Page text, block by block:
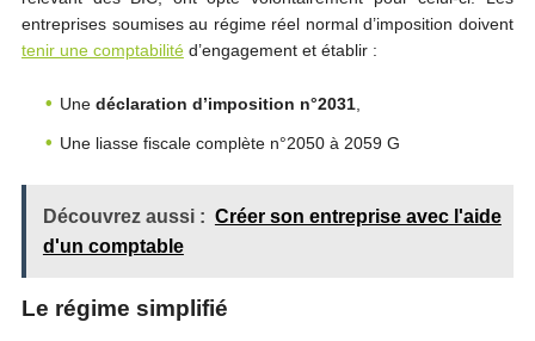
entreprises soumises au régime réel normal d’imposition doivent
tenir une comptabilitéd’engagement et établir :
Une déclaration d’imposition n°2031,
Une liasse fiscale complète n°2050 à 2059 G
Découvrez aussi : Créer son entreprise avec l'aide
d'un comptable
Le régime simplifié